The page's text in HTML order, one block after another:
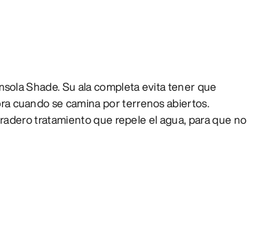
Shade. Su ala completa evita tener que
cuando se camina por terrenos abiertos.
tratamiento que repele el agua, para que no